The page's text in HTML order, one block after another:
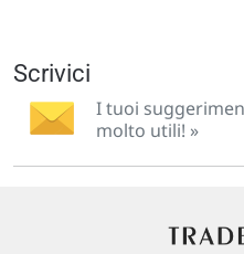
Scrivici
I tuoi
molto utili! »